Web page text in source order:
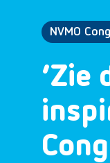
NVMO
‘Zie